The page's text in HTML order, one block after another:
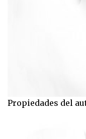
Propiedades del